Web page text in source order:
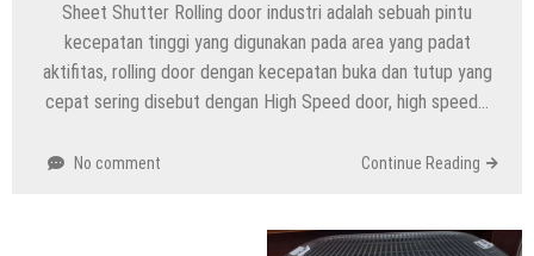
Sheet Shutter Rolling door industri adalah sebuah pintu
kecepatan tinggi yang digunakan pada area yang padat
aktifitas, rolling door dengan kecepatan buka dan tutup yang
cepat sering disebut dengan High Speed door, high speed…
No comment Continue Reading